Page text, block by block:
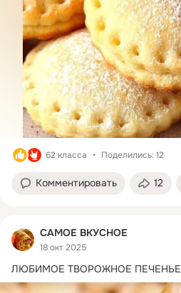
62 класса Поделились: 12
Комментировать 12
САМОЕ ВКУСНОЕ
18 окт 2025
ЛЮБИМОЕ ТВОРОЖНОЕ ПЕЧЕНЬЕ